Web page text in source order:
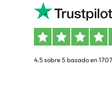
4.5 sobre 5 basado en